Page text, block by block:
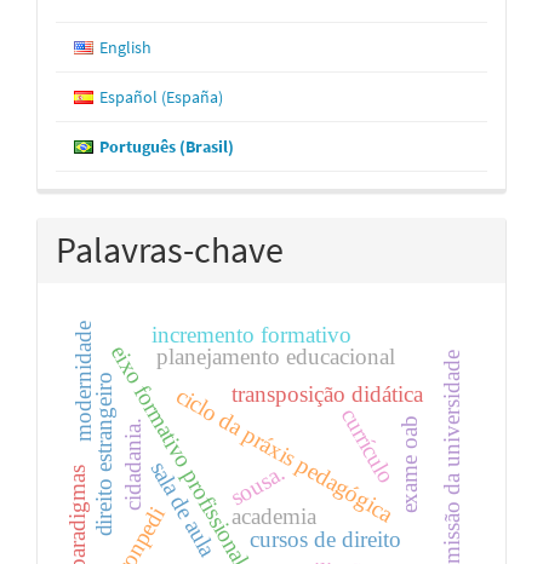
English
Español (España)
Português (Brasil)
Palavras-chave
academia
eixo formativo profissional
planejamento educacional
transposição didática
ciclo da práxis pedagógicaexame oab missão da universidade
incremento formativo
sousa.
cursos de direito
currículo
cidadania.
direito estrangeiro sala de aula
modernidade
conpedi
paradigmas